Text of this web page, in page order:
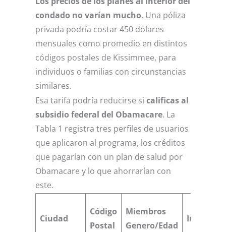
condado no varían mucho. Una póliza
privada podría costar 450 dólares
mensuales como promedio en distintos
códigos postales de Kissimmee, para
individuos o familias con circunstancias
similares.
Esa tarifa podría reducirse si calificas al
subsidio federal del Obamacare. La
Tabla 1 registra tres perfiles de usuarios
que aplicaron al programa, los créditos
que pagarían con un plan de salud por
Obamacare y lo que ahorrarían con
este.
Ciudad
Código
Postal
Miembros
Genero/Edad
Ingresos